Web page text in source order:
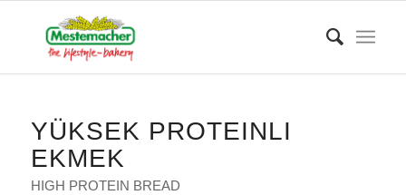
YÜKSEK PROTEINLI
EKMEK
HIGH PROTEIN BREAD